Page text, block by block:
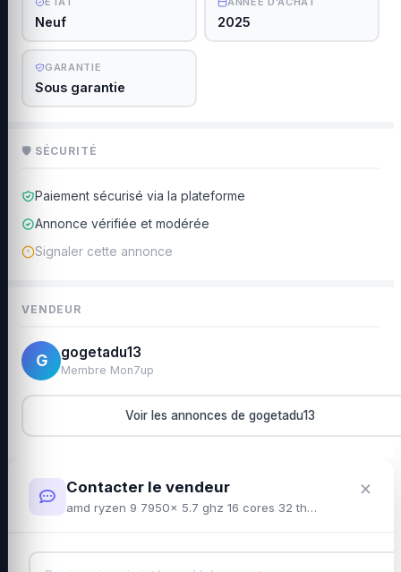
Neuf 2025
GARANTIE
Sous garantie
🛡 SÉCURITÉ
Paiement sécurisé via la plateforme
Annonce vérifiée et modérée
Signaler cette annonce
VENDEUR
G gogetadu13
Membre Mon7up
Voir les annonces de gogetadu13
Contacter le vendeur
amd ryzen 9 7950x 5.7 ghz 16 cores 32 threads
×